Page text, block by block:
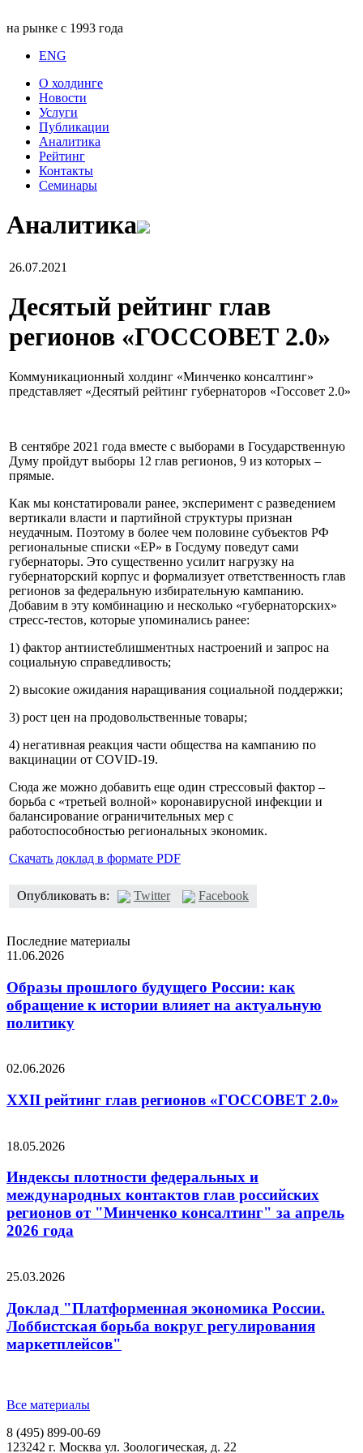
на рынке с 1993 года
ENG
О холдинге
Новости
Услуги
Публикации
Аналитика
Рейтинг
Контакты
Семинары
Аналитика
26.07.2021
Деcятый рейтинг глав
регионов «ГОССОВЕТ 2.0»
Коммуникационный холдинг «Минченко консалтинг»
представляет «Деcятый рейтинг губернаторов «Госсовет 2.0»
В сентябре 2021 года вместе с выборами в Государственную
Думу пройдут выборы 12 глав регионов, 9 из которых –
прямые.
Как мы констатировали ранее, эксперимент с разведением
вертикали власти и партийной структуры признан
неудачным. Поэтому в более чем половине субъектов РФ
региональные списки «ЕР» в Госдуму поведут сами
губернаторы. Это существенно усилит нагрузку на
губернаторский корпус и формализует ответственность глав
регионов за федеральную избирательную кампанию.
Добавим в эту комбинацию и несколько «губернаторских»
стресс-тестов, которые упоминались ранее:
1) фактор антиистеблишментных настроений и запрос на
социальную справедливость;
2) высокие ожидания наращивания социальной поддержки;
3) рост цен на продовольственные товары;
4) негативная реакция части общества на кампанию по
вакцинации от COVID-19.
Сюда же можно добавить еще один стрессовый фактор –
борьба с «третьей волной» коронавирусной инфекции и
балансирование ограничительных мер с
работоспособностью региональных экономик.
Скачать доклад в формате PDF
Опубликовать в: Twitter Facebook
Последние материалы
11.06.2026
Образы прошлого будущего России: как
обращение к истории влияет на актуальную
политику
02.06.2026
XXII рейтинг глав регионов «ГОССОВЕТ 2.0»
18.05.2026
Индексы плотности федеральных и
международных контактов глав российских
регионов от "Минченко консалтинг" за апрель
2026 года
25.03.2026
Доклад "Платформенная экономика России.
Лоббистская борьба вокруг регулирования
маркетплейсов"
Все материалы
8 (495) 899-00-69
123242 г. Москва ул. Зоологическая, д. 22